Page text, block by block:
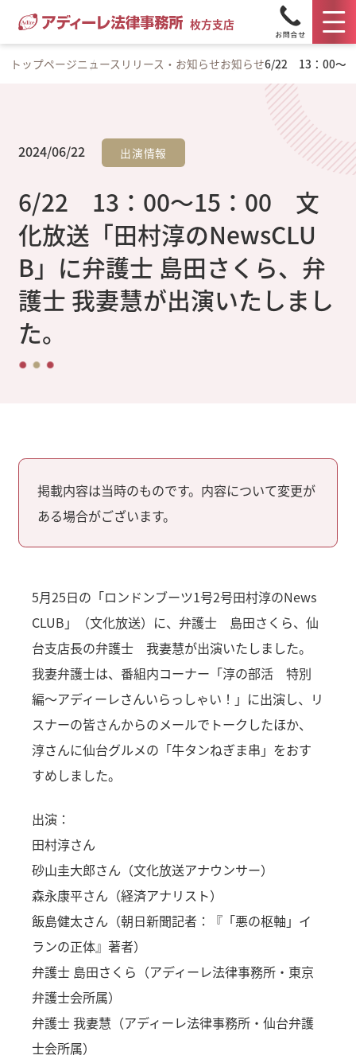
枚方支店
トップページニュースリリース・お知らせお知らせ6/22 13：00～15
2024/06/22 出演情報
6/22 13：00～15：00 文
化放送「田村淳のNewsCLU
B」に弁護士 島田さくら、弁
護士 我妻慧が出演いたしまし
た。
掲載内容は当時のものです。内容について変更が
ある場合がございます。
5月25日の「ロンドンブーツ1号2号田村淳のNews
CLUB」（文化放送）に、弁護士 島田さくら、仙
台支店長の弁護士 我妻慧が出演いたしました。
我妻弁護士は、番組内コーナー「淳の部活 特別
編～アディーレさんいらっしゃい！」に出演し、リ
スナーの皆さんからのメールでトークしたほか、
淳さんに仙台グルメの「牛タンねぎま串」をおす
すめしました。
出演：
田村淳さん
砂山圭大郎さん（文化放送アナウンサー）
森永康平さん（経済アナリスト）
飯島健太さん（朝日新聞記者：『「悪の枢軸」イ
ランの正体』著者）
弁護士 島田さくら（アディーレ法律事務所・東京
弁護士会所属）
弁護士 我妻慧（アディーレ法律事務所・仙台弁護
士会所属）